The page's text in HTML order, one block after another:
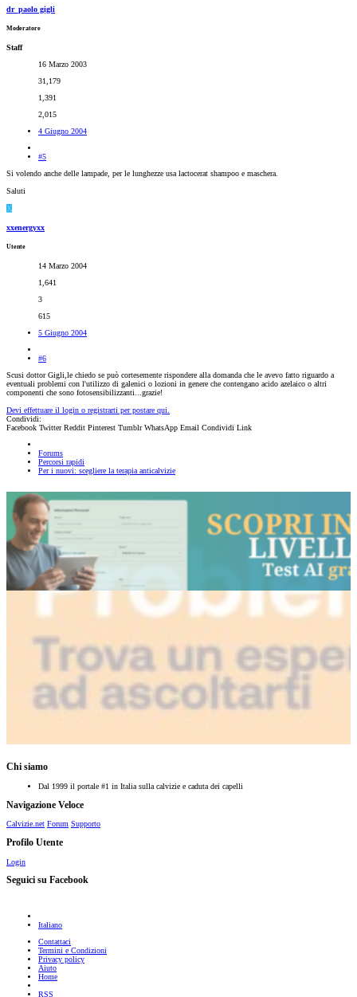
dr_paolo gigli
Moderatore
Staff
16 Marzo 2003
31,179
1,391
2,015
4 Giugno 2004
#5
Si volendo anche delle lampade, per le lunghezze usa lactocerat shampoo e maschera.
Saluti
X
xxenergyxx
Utente
14 Marzo 2004
1,641
3
615
5 Giugno 2004
#6
Scusi dottor Gigli,le chiedo se può cortesemente rispondere alla domanda che le avevo fatto riguardo a
eventuali problemi con l'utilizzo di galenici o lozioni in genere che contengano acido azelaico o altri
componenti che sono fotosensibilizzanti...grazie!
Devi effettuare il login o registrarti per postare qui.
Condividi:
Facebook Twitter Reddit Pinterest Tumblr WhatsApp Email Condividi Link
Forums
Percorsi rapidi
Per i nuovi: scegliere la terapia anticalvizie
Chi siamo
Dal 1999 il portale #1 in Italia sulla calvizie e caduta dei capelli
Navigazione Veloce
Calvizie.net Forum Supporto
Profilo Utente
Login
Seguici su Facebook
Italiano
Contattaci
Termini e Condizioni
Privacy policy
Aiuto
Home
RSS